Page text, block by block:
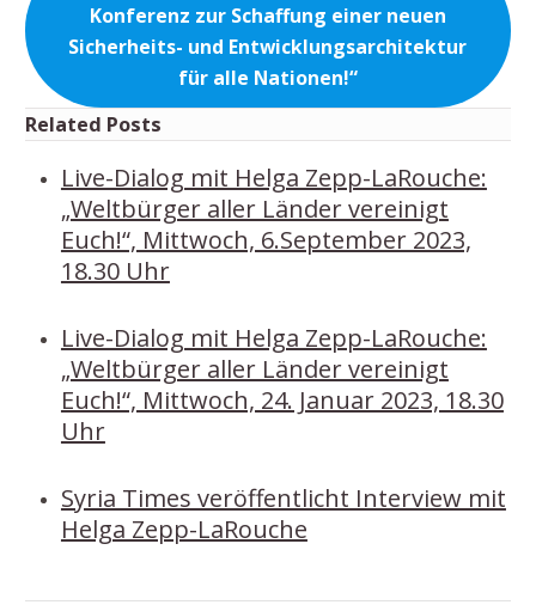
Konferenz zur Schaffung einer neuen
Sicherheits- und Entwicklungsarchitektur
für alle Nationen!“
Related Posts
Live-Dialog mit Helga Zepp-LaRouche:
„Weltbürger aller Länder vereinigt
Euch!“, Mittwoch, 6.September 2023,
18.30 Uhr
Live-Dialog mit Helga Zepp-LaRouche:
„Weltbürger aller Länder vereinigt
Euch!“, Mittwoch, 24. Januar 2023, 18.30
Uhr
Syria Times veröffentlicht Interview mit
Helga Zepp-LaRouche